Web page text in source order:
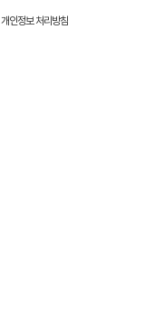
개인정보 처리방침